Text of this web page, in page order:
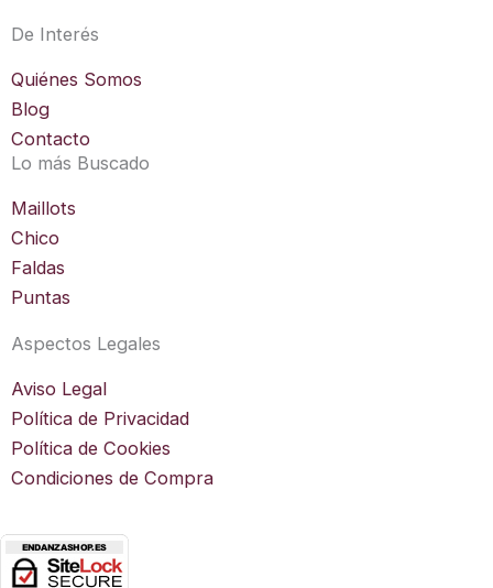
a
g
r
a
m
De Interés
Quiénes Somos
Blog
Contacto
Lo más Buscado
Maillots
Chico
Faldas
Puntas
Aspectos Legales
Aviso Legal
Política de Privacidad
Política de Cookies
Condiciones de Compra